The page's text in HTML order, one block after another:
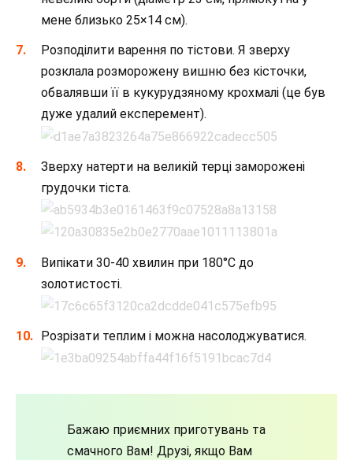
мене близько 25×14 см).
Розподілити варення по тістови. Я зверху
розклала розморожену вишню без кісточки,
обвалявши її в кукурудзяному крохмалі (це був
дуже удалий експеремент).
Зверху натерти на великій терці заморожені
грудочки тіста.
Випікати 30-40 хвилин при 180°С до
золотистості.
Розрізати теплим і можна насолоджуватися.
Бажаю приємних приготувань та
смачного Вам! Друзі, якщо Вам